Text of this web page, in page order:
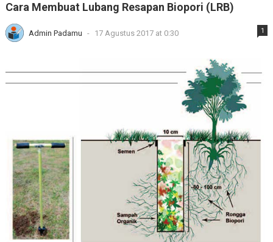
Cara Membuat Lubang Resapan Biopori (LRB)
Admin Padamu - 17 Agustus 2017 at 0:30 1